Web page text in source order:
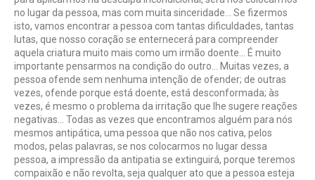
no lugar da pessoa, mas com muita sinceridade… Se fizermos
isto, vamos encontrar a pessoa com tantas dificuldades, tantas
lutas, que nosso coração se enternecerá para compreender
aquela criatura muito mais como um irmão doente… É muito
importante pensarmos na condição do outro… Muitas vezes, a
pessoa ofende sem nenhuma intenção de ofender; de outras
vezes, ofende porque está doente, está desconformada; às
vezes, é mesmo o problema da irritação que Ihe sugere reações
negativas… Todas as vezes que encontramos alguém para nós
mesmos antipática, uma pessoa que não nos cativa, pelos
modos, pelas palavras, se nos colocarmos no lugar dessa
pessoa, a impressão da antipatia se extinguirá, porque teremos
compaixão e não revolta, seja qualquer ato que a pessoa esteja